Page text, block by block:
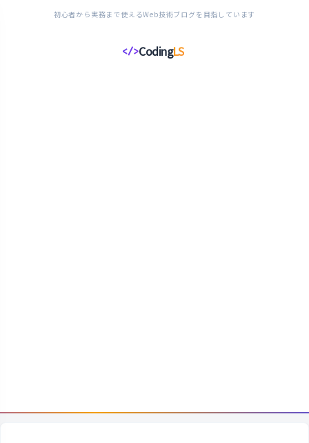
初心者から実務まで使えるWeb技術ブログを目指しています
</>CodingLS
コ